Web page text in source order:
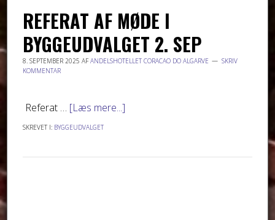
REFERAT AF MØDE I
BYGGEUDVALGET 2. SEP
8. SEPTEMBER 2025 AFANDELSHOTELLET CORACAO DO ALGARVE
SKRIV
KOMMENTAR
Referat … [Læs mere...]
SKREVET I: BYGGEUDVALGET